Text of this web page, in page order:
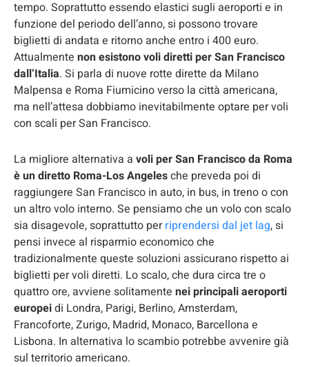
tempo. Soprattutto essendo elastici sugli aeroporti e in
funzione del periodo dell’anno, si possono trovare
biglietti di andata e ritorno anche entro i 400 euro.
Attualmente non esistono voli diretti per San Francisco
dall’Italia. Si parla di nuove rotte dirette da Milano
Malpensa e Roma Fiumicino verso la città americana,
ma nell’attesa dobbiamo inevitabilmente optare per voli
con scali per San Francisco.
La migliore alternativa a voli per San Francisco da Roma
è un diretto Roma-Los Angelesche preveda poi di
raggiungere San Francisco in auto, in bus, in treno o con
un altro volo interno. Se pensiamo che un volo con scalo
sia disagevole, soprattutto per riprendersi dal jet lag, si
pensi invece al risparmio economico che
tradizionalmente queste soluzioni assicurano rispetto ai
biglietti per voli diretti. Lo scalo, che dura circa tre o
quattro ore, avviene solitamente nei principali aeroporti
europeidi Londra, Parigi, Berlino, Amsterdam,
Francoforte, Zurigo, Madrid, Monaco, Barcellona e
Lisbona. In alternativa lo scambio potrebbe avvenire già
sul territorio americano.